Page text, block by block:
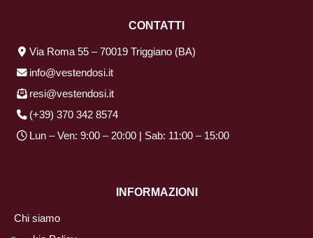
CONTATTI
Via Roma 55 – 70019 Triggiano (BA)
info@vestendosi.it
resi@vestendosi.it
(+39) 370 342 8574
Lun – Ven: 9:00 – 20:00 | Sab: 11:00 – 15:00
INFORMAZIONI
Chi siamo